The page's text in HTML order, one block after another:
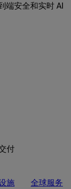
端安全和实时 AI
付
施 全球服务